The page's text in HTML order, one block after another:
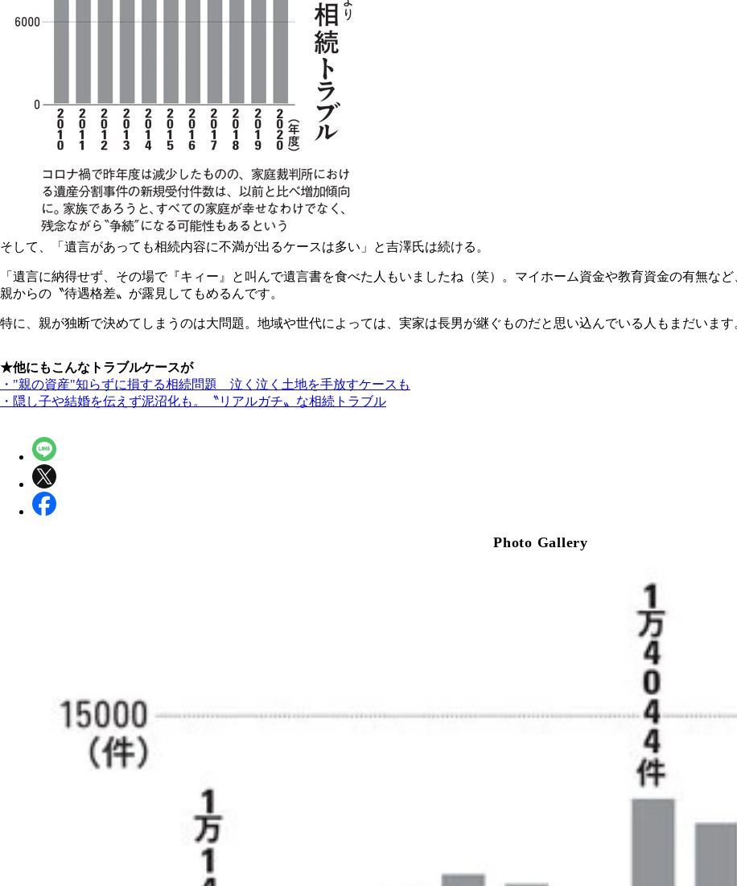
そして、「遺言があっても相続内容に不満が出るケースは多い」と吉澤氏は続ける。
「遺言に納得せず、その場で『キィー』と叫んで遺言書を食べた人もいましたね（笑）。マイホーム資金や教育資金の有無な
親からの〝待遇格差〟が露見してもめるんです。
特に、親が独断で決めてしまうのは大問題。地域や世代によっては、実家は長男が継ぐものだと思い込んでいる人もまだいま
★他にもこんなトラブルケースが
・"親の資産"知らずに損する相続問題 泣く泣く土地を手放すケースも
・隠し子や結婚を伝えず泥沼化も。〝リアルガチ〟な相続トラブル
Photo Gallery